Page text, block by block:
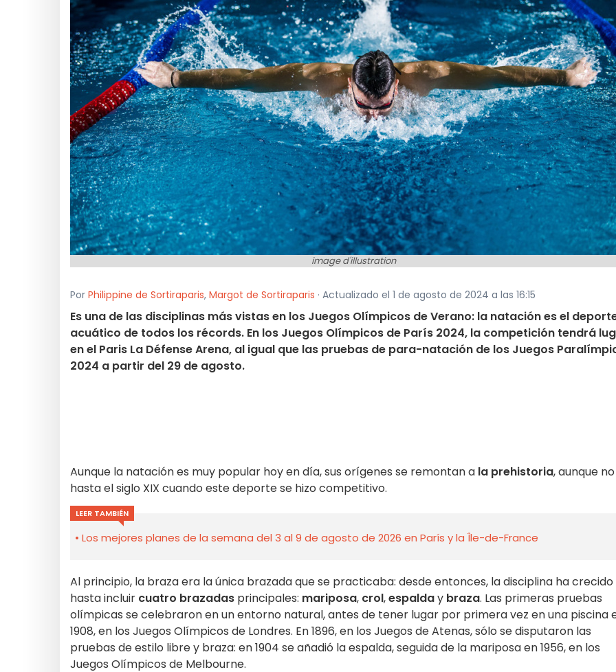
image d'illustration
Por Philippine de Sortiraparis, Margot de Sortiraparis · Actualizado el 1 de agosto de 2024 a las 16:15
Es una de las disciplinas más vistas en los Juegos Olímpicos de Verano: la natación es el
acuático de todos los récords. En los Juegos Olímpicos de París 2024, la competición tendrá
en el Paris La Défense Arena, al igual que las pruebas de para-natación de los Juegos
2024 a partir del 29 de agosto.
Aunque la natación es muy popular hoy en día, sus orígenes se remontan a la prehistoria, aunque
hasta el siglo XIX cuando este deporte se hizo competitivo.
LEER TAMBIÉN
Los mejores planes de la semana del 3 al 9 de agosto de 2026 en París y la Île-de-France
Al principio, la braza era la única brazada que se practicaba: desde entonces, la disciplina ha crecido
hasta incluir cuatro brazadas principales: mariposa, crol,espalday braza. Las primeras pruebas
olímpicas se celebraron en un entorno natural, antes de tener lugar por primera vez en una piscina
1908, en los Juegos Olímpicos de Londres. En 1896, en los Juegos de Atenas, sólo se disputaron las
pruebas de estilo libre y braza: en 1904 se añadió la espalda, seguida de la mariposa en 1956, en los
Juegos Olímpicos de Melbourne.